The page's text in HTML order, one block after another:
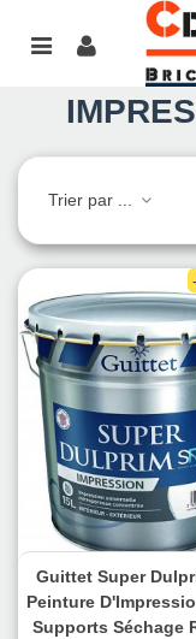
Trier par ...
Guittet Super
Peinture
Supports Séchage